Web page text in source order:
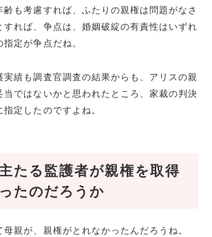
齢も考慮すれば、ふたりの親権は問題がなさ
すれば、争点は、婚姻破綻の有責性はいずれ
定が争点だね。
実績も調査官調査の結果からも、アリスの親
当ではないかと思われたところ、家裁の判決
定したのですよね。
たる監護者が親権を取得
たのだろうか
親が、親権がとれなかったんだろうね。